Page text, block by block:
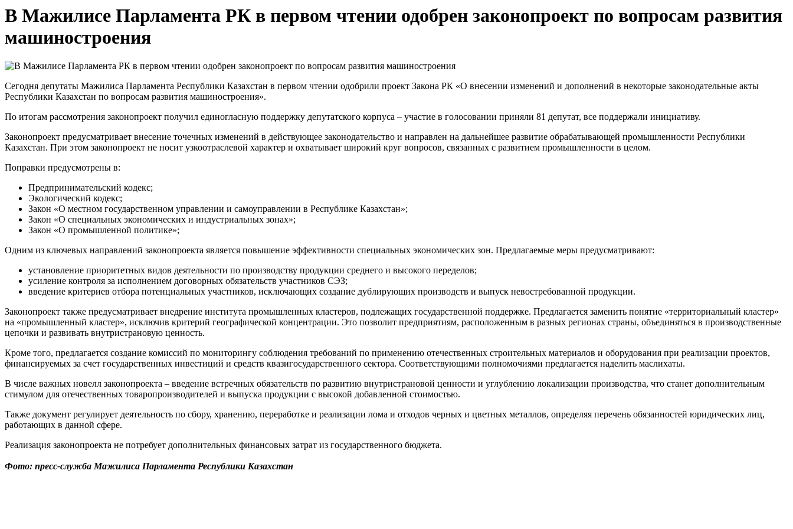
В Мажилисе Парламента РК в первом чтении одобрен законопроект по вопросам развития
машиностроения
Сегодня депутаты Мажилиса Парламента Республики Казахстан в первом чтении одобрили проект Закона РК «О внесении изменений и дополнений в некоторые законодательные акты
Республики Казахстан по вопросам развития машиностроения».
По итогам рассмотрения законопроект получил единогласную поддержку депутатского корпуса – участие в голосовании приняли 81 депутат, все поддержали инициативу.
Законопроект предусматривает внесение точечных изменений в действующее законодательство и направлен на дальнейшее развитие обрабатывающей промышленности Республики
Казахстан. При этом законопроект не носит узкоотраслевой характер и охватывает широкий круг вопросов, связанных с развитием промышленности в целом.
Поправки предусмотрены в:
Предпринимательский кодекс;
Экологический кодекс;
Закон «О местном государственном управлении и самоуправлении в Республике Казахстан»;
Закон «О специальных экономических и индустриальных зонах»;
Закон «О промышленной политике»;
Одним из ключевых направлений законопроекта является повышение эффективности специальных экономических зон. Предлагаемые меры предусматривают:
установление приоритетных видов деятельности по производству продукции среднего и высокого переделов;
усиление контроля за исполнением договорных обязательств участников СЭЗ;
введение критериев отбора потенциальных участников, исключающих создание дублирующих производств и выпуск невостребованной продукции.
Законопроект также предусматривает внедрение института промышленных кластеров, подлежащих государственной поддержке. Предлагается заменить понятие «территориальный кластер»
на «промышленный кластер», исключив критерий географической концентрации. Это позволит предприятиям, расположенным в разных регионах страны, объединяться в производственные
цепочки и развивать внутристрановую ценность.
Кроме того, предлагается создание комиссий по мониторингу соблюдения требований по применению отечественных строительных материалов и оборудования при реализации проектов,
финансируемых за счет государственных инвестиций и средств квазигосударственного сектора. Соответствующими полномочиями предлагается наделить маслихаты.
В числе важных новелл законопроекта – введение встречных обязательств по развитию внутристрановой ценности и углублению локализации производства, что станет дополнительным
стимулом для отечественных товаропроизводителей и выпуска продукции с высокой добавленной стоимостью.
Также документ регулирует деятельность по сбору, хранению, переработке и реализации лома и отходов черных и цветных металлов, определяя перечень обязанностей юридических лиц,
работающих в данной сфере.
Реализация законопроекта не потребует дополнительных финансовых затрат из государственного бюджета.
Фото: пресс-служба Мажилиса Парламента Республики Казахстан